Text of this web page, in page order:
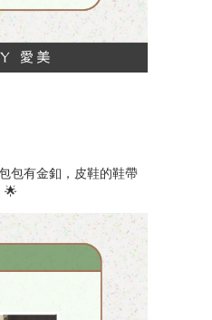
包有金釦，皮鞋的鞋帶
🌟